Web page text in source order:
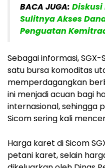
BACA JUGA: Diskusi
Sulitnya Akses
Penguatan
Sebagai informasi,
satu bursa komoditas
memperdagangkan
ini menjadi acuan bagi
internasional, sehingga
Sicom sering kali
Harga karet di Sicom
petani karet, selain